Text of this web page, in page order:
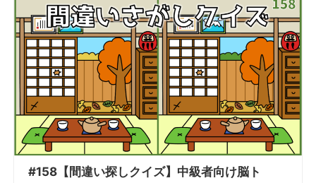
#158【間違い探しクイズ】中級者向け脳ト